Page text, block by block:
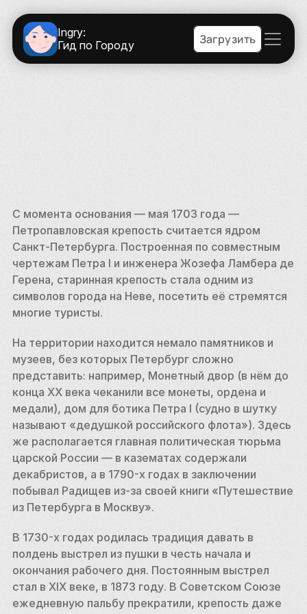
Ingry:
Гид по Городу
Загрузить
С момента основания — мая 1703 года —
Петропавловская крепость считается ядром
Санкт-Петербурга. Построенная по совместным
чертежам Петра I и инженера Жозефа Ламбера де
Герена, старинная крепость стала одним из
символов города на Неве, посетить её стремятся
многие туристы.
На территории находится немало памятников и
музеев, без которых Петербург сложно
представить: например, Монетный двор (в нём до
конца XX века чеканили все монеты, ордена и
медали), дом для ботика Петра I (судно в шутку
называют «дедушкой российского флота»). Здесь
же располагается главная политическая тюрьма
царской России — в казематах содержали
декабристов, а в 1790-х годах в заключении
побывал Радищев из-за своей книги «Путешествие
из Петербурга в Москву».
В 1730-х годах родилась традиция давать в
полдень выстрел из пушки в честь начала и
окончания рабочего дня. Постоянным выстрел
стал в XIX веке, в 1873 году. В Советском Союзе
ежедневную пальбу прекратили, крепость даже